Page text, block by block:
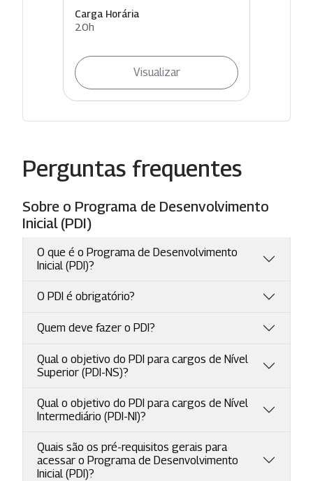
Carga Horária
20h
Visualizar
Perguntas frequentes
Sobre o Programa de Desenvolvimento
Inicial (PDI)
O que é o Programa de Desenvolvimento
Inicial (PDI)?
O PDI é obrigatório?
Quem deve fazer o PDI?
Qual o objetivo do PDI para cargos de Nível
Superior (PDI-NS)?
Qual o objetivo do PDI para cargos de Nível
Intermediário (PDI-NI)?
Quais são os pré-requisitos gerais para
acessar o Programa de Desenvolvimento
Inicial (PDI)?